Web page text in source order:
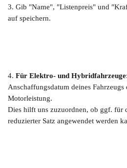
3. Gib "Name", "Listenpreis" und
auf speichern.
4. Für Elektro- und
Anschaffungsdatum deines Fahrzeugs
Motorleistung.
Dies hilft uns zuzuordnen, ob ggf. für
reduzierter Satz angewendet werden